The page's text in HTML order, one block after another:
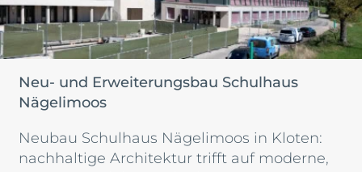
Neu- und Erweiterungsbau Schulhaus
Nägelimoos
Neubau Schulhaus Nägelimoos in Kloten:
nachhaltige Architektur trifft auf moderne,